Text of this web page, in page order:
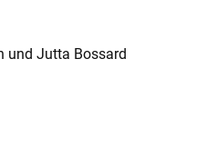
und Jutta Bossard